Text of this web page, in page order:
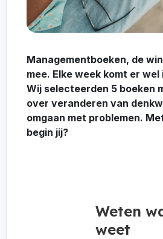
Managementboeken, de
mee. Elke week komt er
Wij selecteerden 5 boeken
over veranderen van
omgaan met problemen.
begin jij?
Weten
weet